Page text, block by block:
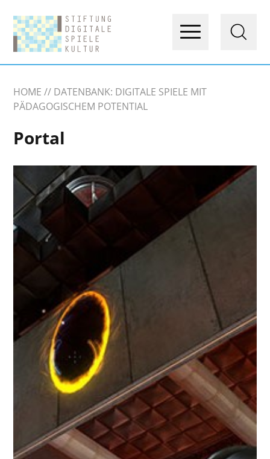
HOME
DATENBANK: DIGITALE SPIELE MIT
PÄDAGOGISCHEM POTENTIAL
Portal